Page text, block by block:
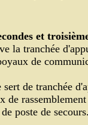
et
la tranchée
de
de tranchée
poste de